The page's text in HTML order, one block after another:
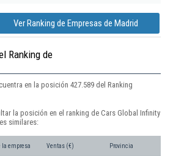
Ver Ranking de Empresas de Madrid
Ranking de
en la posición 427.589 del Ranking
la posición en el ranking de Cars Global Infinity
similares:
la empresa Ventas (€) Provincia